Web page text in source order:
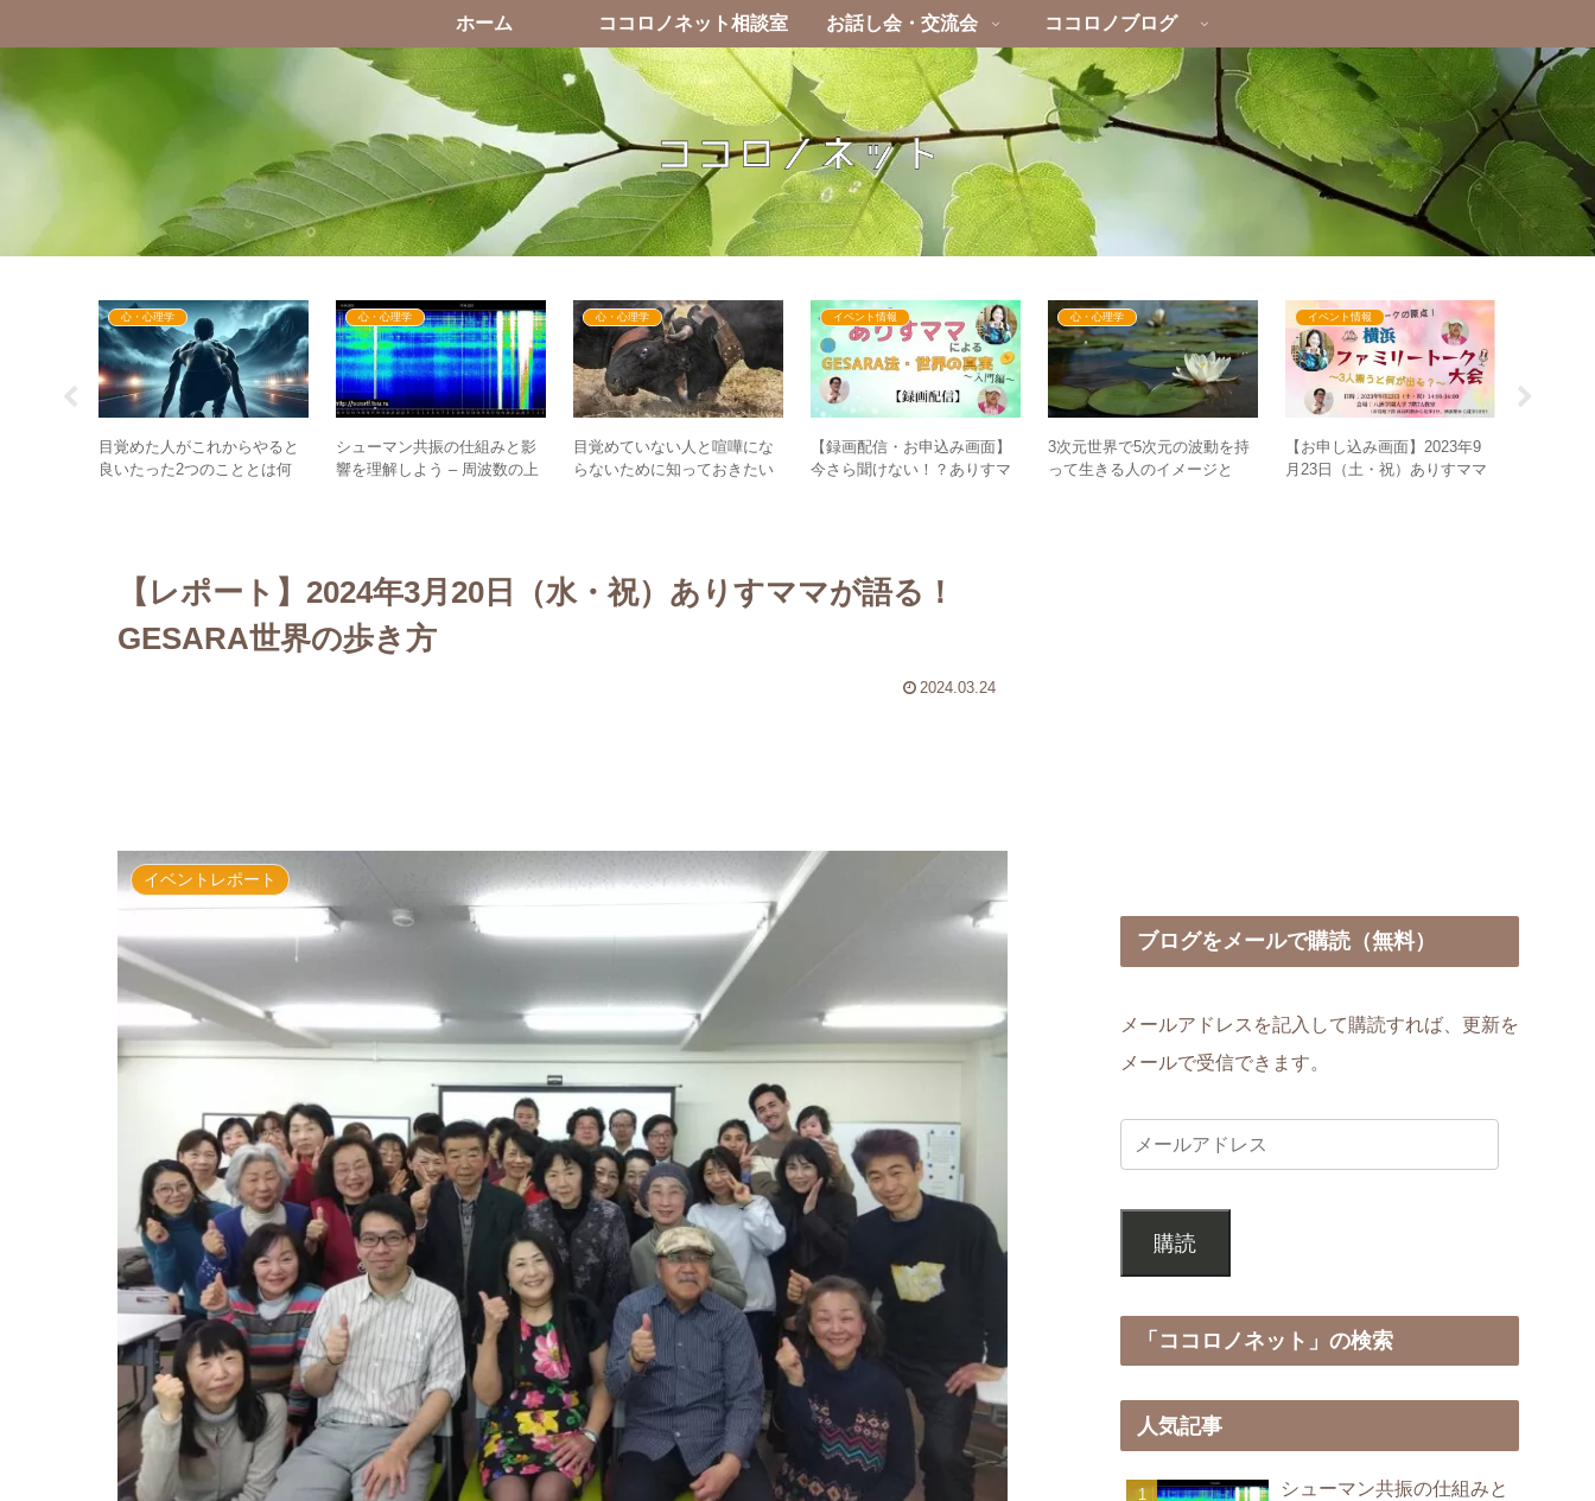
ホーム ココロノネット相談室 お話し会・交流会 ココロノブログ
心・心理学
目覚めた人がこれからやると
良いたった2つのこととは何
心・心理学
シューマン共振の仕組みと影
響を理解しよう – 周波数の上
心・心理学
目覚めていない人と喧嘩にな
らないために知っておきたい
イベント情報
【録画配信・お申込み画面】
今さら聞けない！？ありすマ
心・心理学
3次元世界で5次元の波動を持
って生きる人のイメージと
イベント情報
【お申し込み画面】2023年9
月23日（土・祝）ありすママ
【レポート】2024年3月20日（水・祝）ありすママが語る！
GESARA世界の歩き方
2024.03.24
イベントレポート
ブログをメールで購読（無料）
メールアドレスを記入して購読すれば、更新を
メールで受信できます。
購読
「ココロノネット」の検索
人気記事
シューマン共振の仕組みと